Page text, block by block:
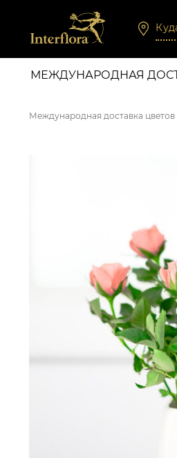
МЕЖДУНАРОДНАЯ
Международная доставка